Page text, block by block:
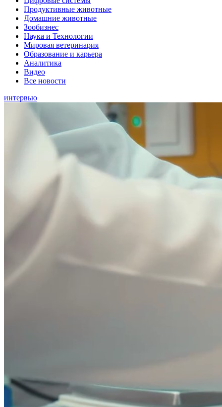
Продуктивные животные
Домашние животные
Зообизнес
Наука и Технологии
Мировая ветеринария
Образование и карьера
Аналитика
Видео
Все новости
интервью